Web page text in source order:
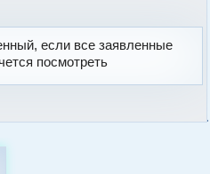
если все заявленные
посмотреть